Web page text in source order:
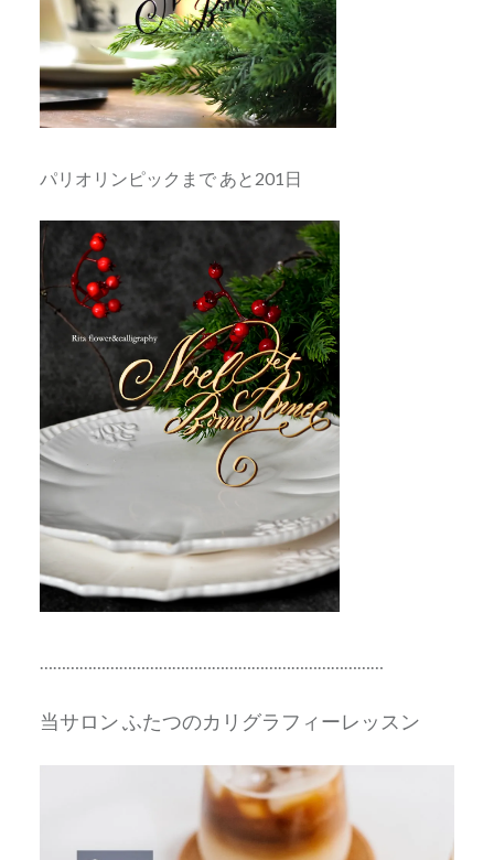
パリオリンピックまで あと201日
当サロン ふたつのカリグラフィーレッスン